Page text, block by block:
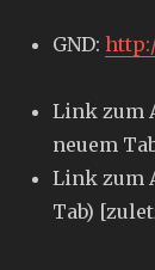
GND:
Link zum
neuem
Link zum
Tab)